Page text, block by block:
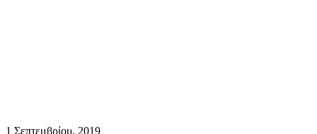
1 Σεπτεμβρίου, 2019